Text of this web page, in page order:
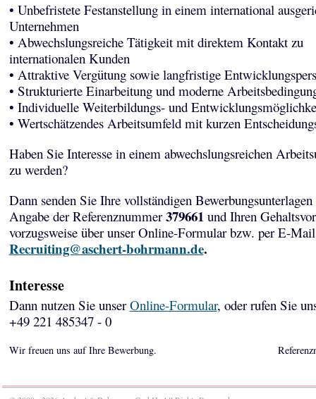
• Unbefristete Festanstellung in einem international
Unternehmen
• Abwechslungsreiche Tätigkeit mit direktem Kontakt zu
internationalen Kunden
• Attraktive Vergütung sowie langfristige
• Strukturierte Einarbeitung und moderne
• Individuelle Weiterbildungs- und
• Wertschätzendes Arbeitsumfeld mit kurzen
Haben Sie Interesse in einem abwechslungsreichen
zu werden?
Dann senden Sie Ihre vollständigen Bewerbungsunterlagen
Angabe der Referenznummer379661und Ihren
vorzugsweise über unser Online-Formular bzw. per E-
Recruiting@aschert-bohrmann.de.
Interesse
Dann nutzen Sie unserOnline-Formular, oder rufen Sie
+49 221 485347 - 0
Wir freuen uns auf Ihre Bewerbung.